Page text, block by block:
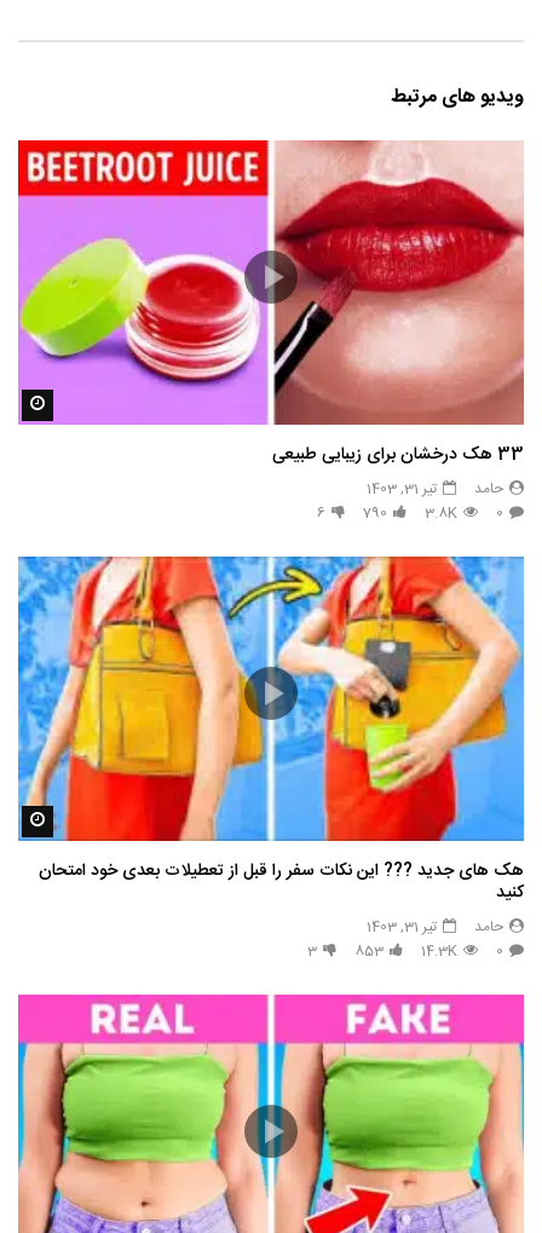
ویدیو های مرتبط
33 هک درخشان برای زیبایی طبیعی
حامد
تیر 31, 1403
0
3.8K
790
6
هک های جدید ??️? این نکات سفر را قبل از تعطیلات بعدی خود امتحان
کنید
حامد
تیر 31, 1403
0
14.3K
853
3